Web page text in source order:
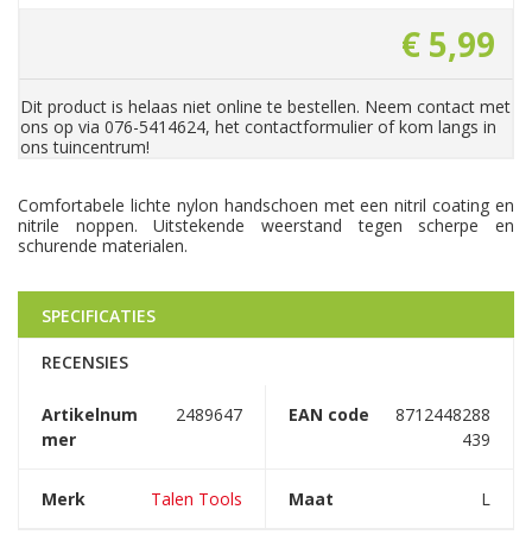
€ 5,99
Dit product is helaas niet online te bestellen. Neem contact met
ons op via 076-5414624, het contactformulier of kom langs in
ons tuincentrum!
Comfortabele lichte nylon handschoen met een nitril coating en
nitrile noppen. Uitstekende weerstand tegen scherpe en
schurende materialen.
SPECIFICATIES
RECENSIES
Artikelnum
mer
2489647 EAN code
8712448288
439
Merk Talen Tools Maat L